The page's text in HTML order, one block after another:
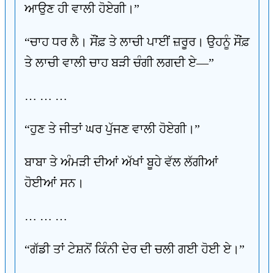
ਆਉਣ ਹੀ ਵਾਲੀ ਹੋਏਗੀ।”
“ਚਾਹ ਧਰ ਲੈ। ਸੌਂਫ਼ ਤੇ ਲਾਚੀ ਪਾਈਂ ਜ਼ਰੂਰ। ਉਹਨੂੰ ਸੌਂਫ਼
ਤੇ ਲਾਚੀ ਵਾਲੀ ਚਾਹ ਬੜੀ ਚੰਗੀ ਲਗਦੀ ਏ—”
… … …
“ਹੁਣ ਤੇ ਜੀਤਾਂ ਘਰ ਪੁੱਜਣ ਵਾਲੀ ਹੋਏਗੀ।”
ਬਾਬਾ ਤੇ ਅੰਮੜੀ ਦੀਆਂ ਅੱਖਾਂ ਬੂਹੇ ਵੱਲ ਲੱਗੀਆਂ
ਹੋਈਆਂ ਸਨ।
… … …
“ਗੱਡੀ ਤਾਂ ਟੇਸ਼ਨੋਂ ਕਿੰਨੀ ਦੇਰ ਦੀ ਚਲੀ ਗਈ ਹੋਈ ਏ।”